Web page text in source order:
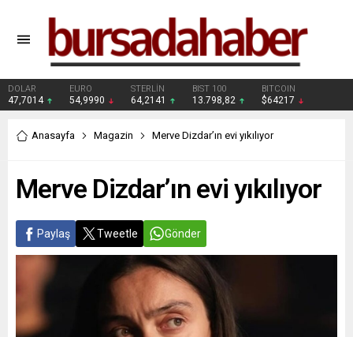
DOLAR
47,7014
EURO
54,9990
STERLİN
64,2141
BIST 100
13.798,82
BITCOIN
$64217
Anasayfa Magazin Merve Dizdar’ın evi yıkılıyor
Merve Dizdar’ın evi yıkılıyor
Paylaş Tweetle Gönder